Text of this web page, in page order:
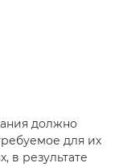
должно
для их
в результате